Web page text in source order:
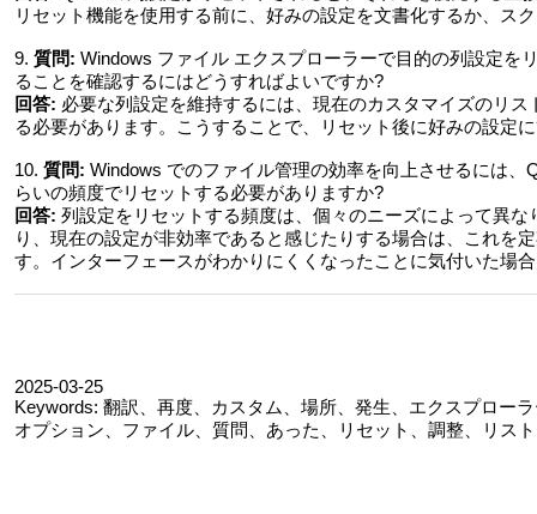
リセット機能を使用する前に、好みの設定を文書化するか、ス
9. 質問: Windows ファイル エクスプローラーで目的の列設定を
ることを確認するにはどうすればよいですか?
回答: 必要な列設定を維持するには、現在のカスタマイズのリ
る必要があります。こうすることで、リセット後に好みの設定
10. 質問: Windows でのファイル管理の効率を向上させるには
らいの頻度でリセットする必要がありますか?
回答: 列設定をリセットする頻度は、個々のニーズによって異
り、現在の設定が非効率であると感じたりする場合は、これを
す。インターフェースがわかりにくくなったことに気付いた場
2025-03-25
Keywords: 翻訳、再度、カスタム、場所、発生、エクスプロー
オプション、ファイル、質問、あった、リセット、調整、リス